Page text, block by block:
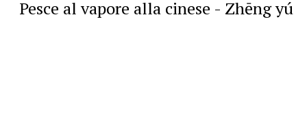
Pesce al vapore alla cinese - Zhēng yú